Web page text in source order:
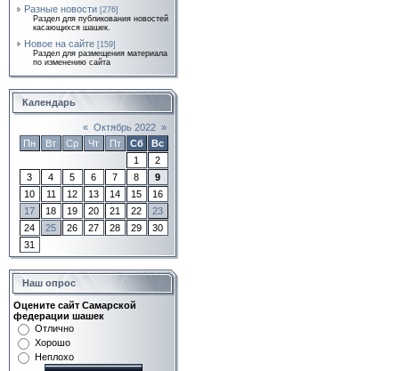
Разные новости [276]
Раздел для публикования новостей
касающихся шашек.
Новое на сайте [159]
Раздел для размещения материала
по изменению сайта
Календарь
« Октябрь 2022 »
Пн
Вт Ср Чт Пт Сб
Вс
1
2
3
4 5 6 7 8
9
10
11 12 13 14 15
16
17
18 19 20 21 22
23
24
25 26 27 28 29
30
31
Наш опрос
Оцените сайт Самарской
федерации шашек
Отлично
Хорошо
Неплохо